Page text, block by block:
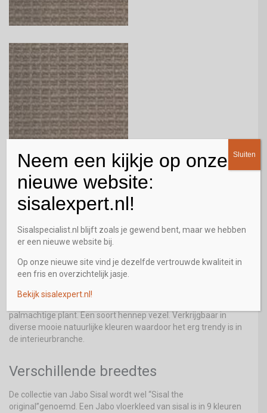
Schering en inslag
Dit is een gezegde in Nederland wat dus gebaseerd is op de
je een heel ander patroon in een Jabo vloerkleed. Ook door
bijvoorbeeld de schering met een dikker materiaal te laten
weven en de inslag met een dunner materiaal, krijg je een hele
aparte structuur.
Er kan dus geweven worden met Sisal. Sisal is een sterke vezel
palmachtige plant. Een soort hennep vezel. Verkrijgbaar in
diverse mooie natuurlijke kleuren waardoor het erg trendy is in
de interieurbranche.
Verschillende breedtes
De collectie van Jabo Sisal wordt wel “Sisal the
original”genoemd. Een Jabo vloerkleed van sisal is in 9 kleuren
Neem een kijkje op onze
nieuwe website:
sisalexpert.nl!
Sisalspecialist.nl blijft zoals je gewend bent, maar we hebben
er een nieuwe website bij.
Op onze nieuwe site vind je dezelfde vertrouwde kwaliteit in
een fris en overzichtelijk jasje.
Bekijk sisalexpert.nl!
Sluiten